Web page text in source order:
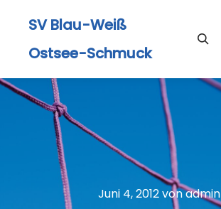
SV Blau-Weiß
Ostsee-Schmuck
Juni 4, 2012vonadmin